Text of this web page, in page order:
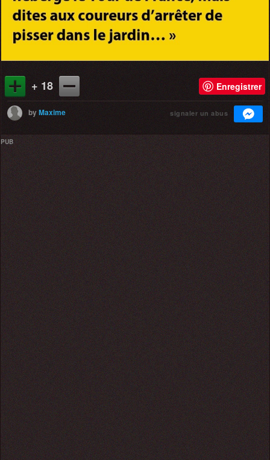
+ 18 Enregistrer
byMaxime signaler un abus
PUB